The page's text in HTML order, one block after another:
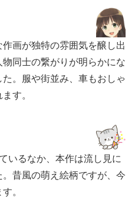
画が独特の雰囲気を醸し出
同士の繋がりが明らかにな
。服や街並み、車もおしゃ
す。
いるなか、本作は流し見に
昔風の萌え絵柄ですが、今
。